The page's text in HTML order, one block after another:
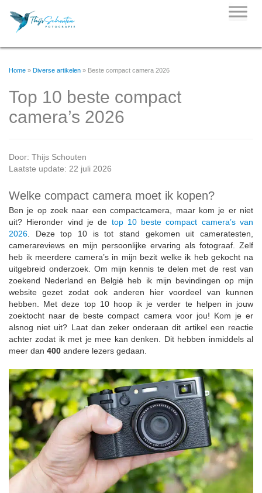
Home » Diverse artikelen » Beste compact camera 2026
Top 10 beste compact
camera’s 2026
Door: Thijs Schouten
Laatste update: 22 juli 2026
Welke compact camera moet ik kopen?
Ben je op zoek naar een compactcamera, maar kom je er niet
uit? Hieronder vind je de top 10 beste compact camera’s van
2026 . Deze top 10 is tot stand gekomen uit cameratesten,
camerareviews en mijn persoonlijke ervaring als fotograaf. Zelf
heb ik meerdere camera’s in mijn bezit welke ik heb gekocht na
uitgebreid onderzoek. Om mijn kennis te delen met de rest van
zoekend Nederland en België heb ik mijn bevindingen op mijn
website gezet zodat ook anderen hier voordeel van kunnen
hebben. Met deze top 10 hoop ik je verder te helpen in jouw
zoektocht naar de beste compact camera voor jou! Kom je er
alsnog niet uit? Laat dan zeker onderaan dit artikel een reactie
achter zodat ik met je mee kan denken. Dit hebben inmiddels al
meer dan 400 andere lezers gedaan.